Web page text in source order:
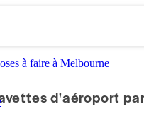
à faire à Melbourne
d'aéroport